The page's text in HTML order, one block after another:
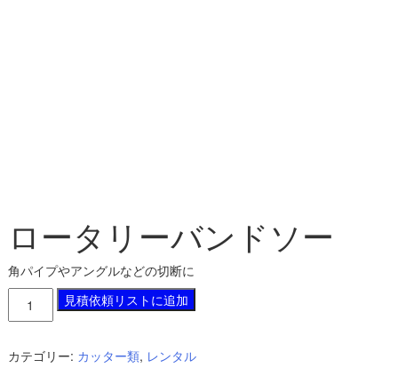
ロータリーバンドソー
角パイプやアングルなどの切断に
リ
ー
見積依頼リストに追加
カテゴリー: カッター類, レンタル